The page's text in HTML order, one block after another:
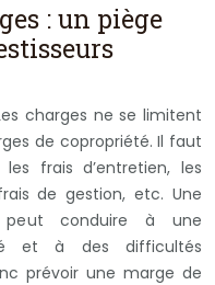
: un piège
charges ne se limitent
de copropriété. Il faut
frais d’entretien, les
de gestion, etc. Une
peut conduire à une
et à des difficultés
prévoir une marge de